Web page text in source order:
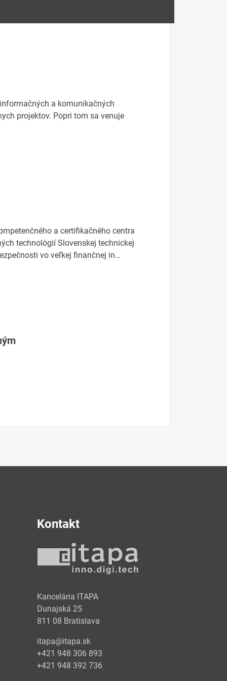
a komunikačných
projektov. Popri tom sa venuje
a certifikačného centra
technológií Slovenskej technickej
vo veľkej finančnej in…
Kontakt
Kancelária ITAPA
Dunajská 25
811 08 Bratislava
itapa@itapa.sk
+421 948 306 893
+421 948 392 736